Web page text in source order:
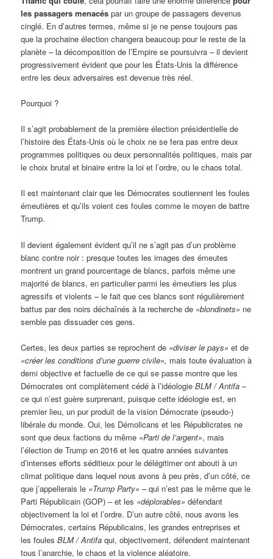
les passagers menacés par un groupe de passagers devenus
cinglé. En d’autres termes, même si je ne pense toujours pas
que la prochaine élection changera beaucoup pour le reste de la
planète – la décomposition de l’Empire se poursuivra – il devient
progressivement évident que pour les États-Unis la différence
entre les deux adversaires est devenue très réel.
Pourquoi ?
Il s’agit probablement de la première élection présidentielle de
l’histoire des États-Unis où le choix ne se fera pas entre deux
programmes politiques ou deux personnalités politiques, mais par
le choix brutal et binaire entre la loi et l’ordre, ou le chaos total.
Il est maintenant clair que les Démocrates soutiennent les foules
émeutières et qu’ils voient ces foules comme le moyen de battre
Trump.
Il devient également évident qu’il ne s’agit pas d’un problème
blanc contre noir : presque toutes les images des émeutes
montrent un grand pourcentage de blancs, parfois même une
majorité de blancs, en particulier parmi les émeutiers les plus
agressifs et violents – le fait que ces blancs sont régulièrement
battus par des noirs déchaînés à la recherche de «blondinets» ne
semble pas dissuader ces gens.
Certes, les deux parties se reprochent de «diviser le pays» et de
«créer les conditions d’une guerre civile», mais toute évaluation à
demi objective et factuelle de ce qui se passe montre que les
Démocrates ont complètement cédé à l’idéologieBLM / Antifa –
ce qui n’est guère surprenant, puisque cette idéologie est, en
premier lieu, un pur produit de la vision Démocrate (pseudo-)
libérale du monde. Oui, les Démolicans et les Républicrates ne
sont que deux factions du même «Parti de l’argent», mais
l’élection de Trump en 2016 et les quatre années suivantes
d’intenses efforts séditieux pour le délégitimer ont abouti à un
climat politique dans lequel nous avons à peu près, d’un côté, ce
que j’appellerais le «Trump Party» – qui n’est pas le même que le
Parti Républicain (GOP) – et les «déplorables» défendant
objectivement la loi et l’ordre. D’un autre côté, nous avons les
Démocrates, certains Républicains, les grandes entreprises et
les foulesBLM / Antifa qui, objectivement, défendent maintenant
tous l’anarchie, le chaos et la violence aléatoire.